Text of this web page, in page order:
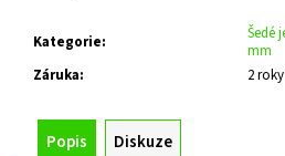
Kategorie:
Šedé
mm
Záruka: 2 roky
Popis Diskuze
RÁM
PRO
VÝPLŇ
Š.3500